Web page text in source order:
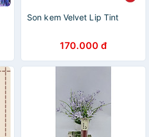
Son kem Velvet Lip Tint
170.000 đ